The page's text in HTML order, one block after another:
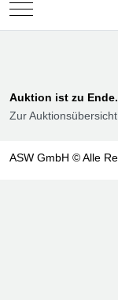
Mobile Menu Toggle
Auktion ist zu Ende.
Zur Auktionsübersicht
ASW GmbH © Alle